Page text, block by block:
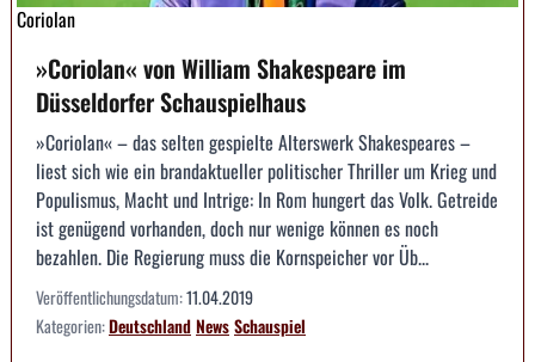
Coriolan
»Coriolan« von William Shakespeare im
Düsseldorfer Schauspielhaus
»Coriolan« – das selten gespielte Alterswerk Shakespeares –
liest sich wie ein brandaktueller politischer Thriller um Krieg und
Populismus, Macht und Intrige: In Rom hungert das Volk. Getreide
ist genügend vorhanden, doch nur wenige können es noch
bezahlen. Die Regierung muss die Kornspeicher vor Üb...
Veröffentlichungsdatum:11.04.2019
Kategorien:DeutschlandNewsSchauspiel